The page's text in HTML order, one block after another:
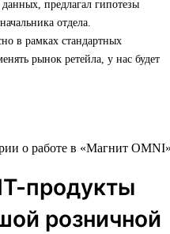
предлагал гипотезы
отдела.
в рамках стандартных
рынок ретейла, у нас будет
продукты
розничной